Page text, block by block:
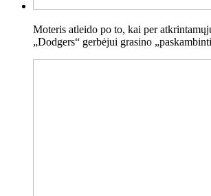
Moteris atleido po to, kai per
„Dodgers“ gerbėjui grasino